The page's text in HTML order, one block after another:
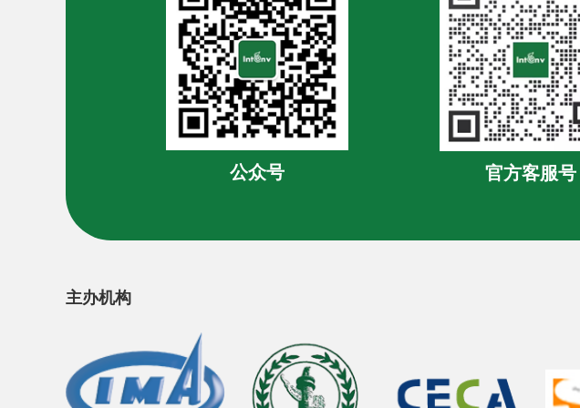
公众号 官方客服号
主办机构